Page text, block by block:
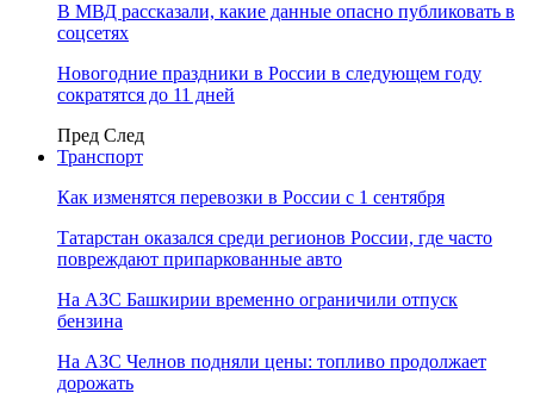
В МВД рассказали, какие данные опасно публиковать в
соцсетях
Новогодние праздники в России в следующем году
сократятся до 11 дней
Пред След
Транспорт
Как изменятся перевозки в России с 1 сентября
Татарстан оказался среди регионов России, где часто
повреждают припаркованные авто
На АЗС Башкирии временно ограничили отпуск
бензина
На АЗС Челнов подняли цены: топливо продолжает
дорожать